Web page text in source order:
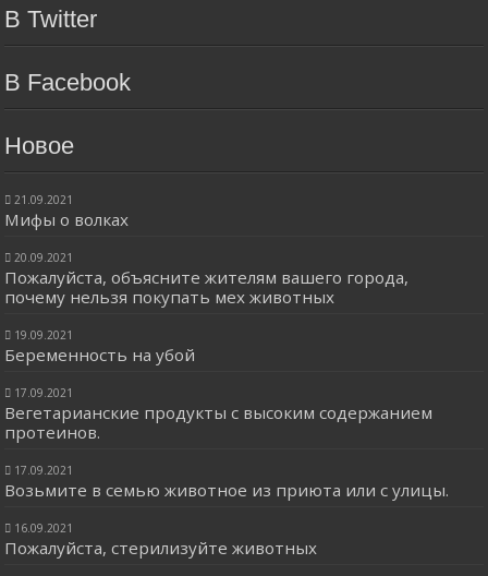
В Twitter
В Facebook
Новое
21.09.2021
Мифы о волках
20.09.2021
Пожалуйста, объясните жителям вашего города,
почему нельзя покупать мех животных
19.09.2021
Беременность на убой
17.09.2021
Вегетарианские продукты с высоким содержанием
протеинов.
17.09.2021
Возьмите в семью животное из приюта или с улицы.
16.09.2021
Пожалуйста, стерилизуйте животных